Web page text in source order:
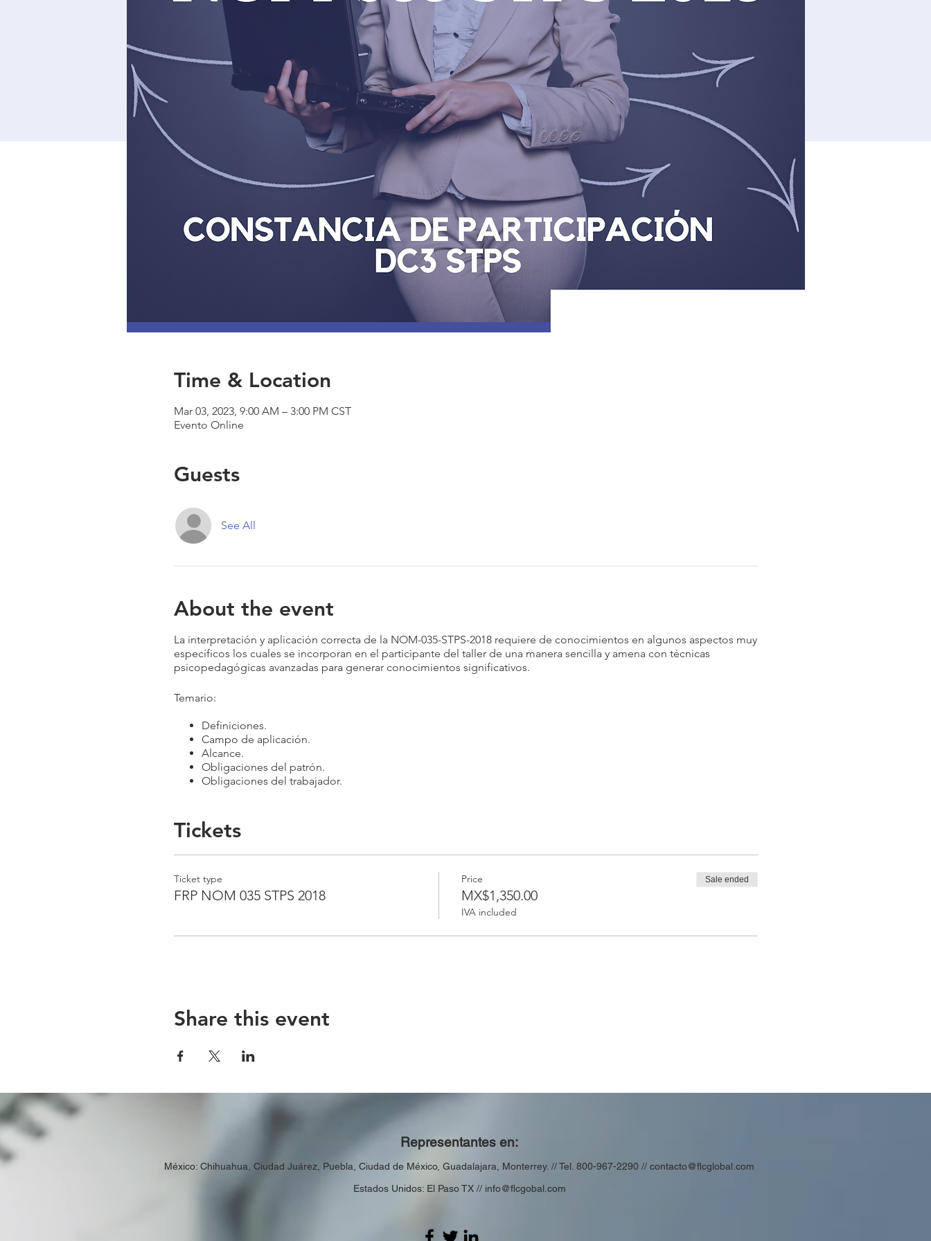
Time & Location
Mar 03, 2023, 9:00 AM – 3:00 PM CST
Evento Online
Guests
See All
About the event
La interpretación y aplicación correcta de la NOM-035-STPS-2018 requiere de conocimientos en algunos aspectos muy
específicos los cuales se incorporan en el participante del taller de una manera sencilla y amena con técnicas
psicopedagógicas avanzadas para generar conocimientos significativos.
Temario:
Definiciones.
Campo de aplicación.
Alcance.
Obligaciones del patrón.
Obligaciones del trabajador.
Violencia Laboral.
Aplicación de exámenes.
Entre otros temas.
Tickets
Ticket type
FRP NOM 035 STPS 2018
Price
MX$1,350.00
IVA included
Sale ended
Share this event
Representantes en:
México: Chihuahua, Ciudad Juárez, Puebla, Ciudad de México, Guadalajara, Monterrey. // Tel. 800-967-2290 // contacto@flcglobal.com
Estados Unidos: El Paso TX // info@flcgobal.com